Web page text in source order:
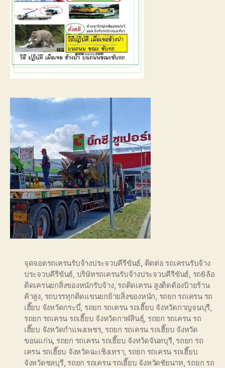
จุดจอดรถเครนรับจ้างประจวบคีรีขันธ์ ติดต่อ รถเครนรับจ้าง
ประจวบคีรีขันธ์ บริษัทรถเครนรับจ้างประจวบคีรีขันธ์ รถ6ล้อ
ติดเครนยกสิ่งของหนักรับจ้าง, รถติดเครน สูงติดต้องป้ายร้าน
ค้าสูง รถบรรทุกติดแขนยกย้ายสิ่งของหนัก รถยก รถเครน รถ
เฮี๊ยบ จังหวัดกระบี่ รถยก รถเครน รถเฮี๊ยบ จังหวัดกาญจนบุรี
รถยก รถเครน รถเฮี๊ยบ จังหวัดกาฬสินธุ์, รถยก รถเครน รถ
เฮี๊ยบ จังหวัดกำแพงเพชร, รถยก รถเครน รถเฮี๊ยบ จังหวัด
ขอนแก่น, รถยก รถเครน รถเฮี๊ยบ จังหวัดจันทบุรี, รถยก รถ
เครน รถเฮี๊ยบ จังหวัดฉะเชิงเทรา รถยก รถเครน รถเฮี๊ยบ
จังหวัดชลบุรี, รถยก รถเครน รถเฮี๊ยบ จังหวัดชัยนาท รถยก รถ